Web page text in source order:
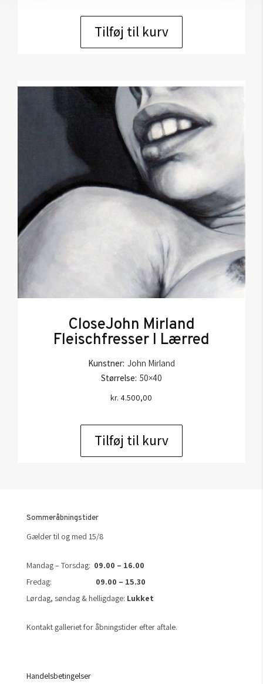
Tilføj til kurv
CloseJohn Mirland
Fleischfresser I Lærred
Kunstner: John Mirland
Størrelse: 50×40
kr. 4.500,00
Tilføj til kurv
Sommeråbningstider
Gælder til og med 15/8
Mandag – Torsdag: 09.00 – 16.00
Fredag: 09.00 – 15.30
Lørdag, søndag & helligdage: Lukket
Kontakt galleriet for åbningstider efter aftale.
Handelsbetingelser